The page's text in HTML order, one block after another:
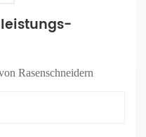
Rasenschneidern